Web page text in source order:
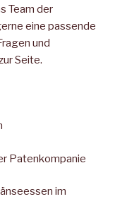
Team der
eine passende
und
Seite.
Patenkompanie
im